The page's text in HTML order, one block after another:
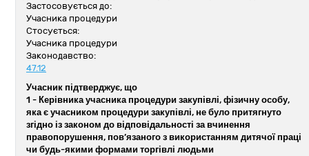
Застосовується до:
Учасника процедури
Стосується:
Учасника процедури
Законодавство:
47.12
Учасник підтверджує, що
1 - Керівника учасника процедури закупівлі, фізичну особу,
яка є учасником процедури закупівлі, не було притягнуто
згідно із законом до відповідальності за вчинення
правопорушення, пов’язаного з використанням дитячої праці
чи будь-якими формами торгівлі людьми